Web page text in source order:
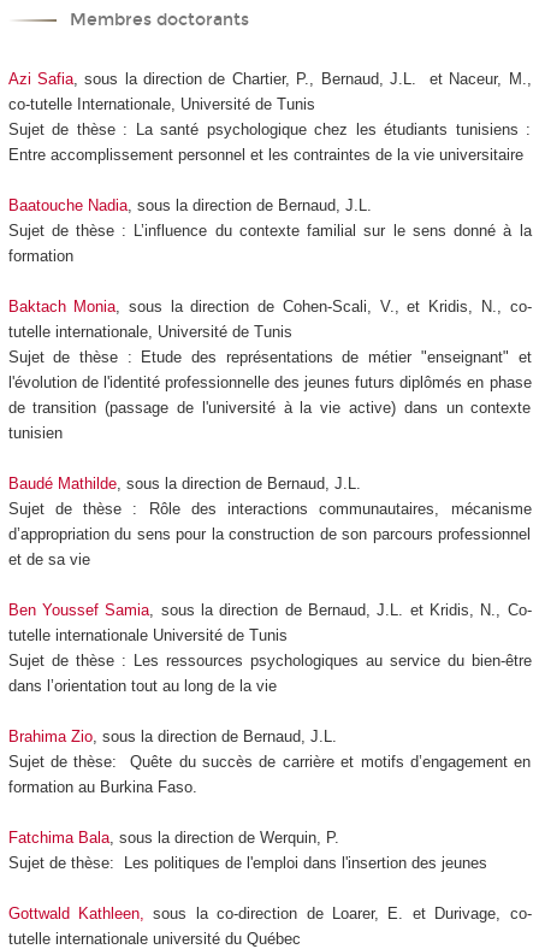
Membres doctorants
Azi Safia, sous la direction de Chartier, P., Bernaud, J.L. et Naceur, M.,
co-tutelle Internationale, Université de Tunis
Sujet de thèse : La santé psychologique chez les étudiants tunisiens :
Entre accomplissement personnel et les contraintes de la vie universitaire
Baatouche Nadia, sous la direction de Bernaud, J.L.
Sujet de thèse : L’influence du contexte familial sur le sens donné à la
formation
Baktach Monia , sous la direction de Cohen-Scali, V., et Kridis, N., co-
tutelle internationale, Université de Tunis
Sujet de thèse : Etude des représentations de métier "enseignant" et
l'évolution de l'identité professionnelle des jeunes futurs diplômés en phase
de transition (passage de l'université à la vie active) dans un contexte
tunisien
Baudé Mathilde, sous la direction de Bernaud, J.L.
Sujet de thèse : Rôle des interactions communautaires, mécanisme
d’appropriation du sens pour la construction de son parcours professionnel
et de sa vie
Ben Youssef Samia , sous la direction de Bernaud, J.L. et Kridis, N., Co-
tutelle internationale Université de Tunis
Sujet de thèse :
Les ressources psychologiques au service du bien-être
dans l’orientation tout au long de la vie
Brahima Zio, sous la direction de Bernaud, J.L.
Sujet de thèse: Quête du succès de carrière et motifs d’engagement en
formation au Burkina Faso.
Fatchima Bala, sous la direction de Werquin, P.
Sujet de thèse: Les politiques de l'emploi dans l'insertion des jeunes
Gottwald Kathleen,
sous la co-direction de Loarer, E. et Durivage, co-
tutelle internationale université du Québec